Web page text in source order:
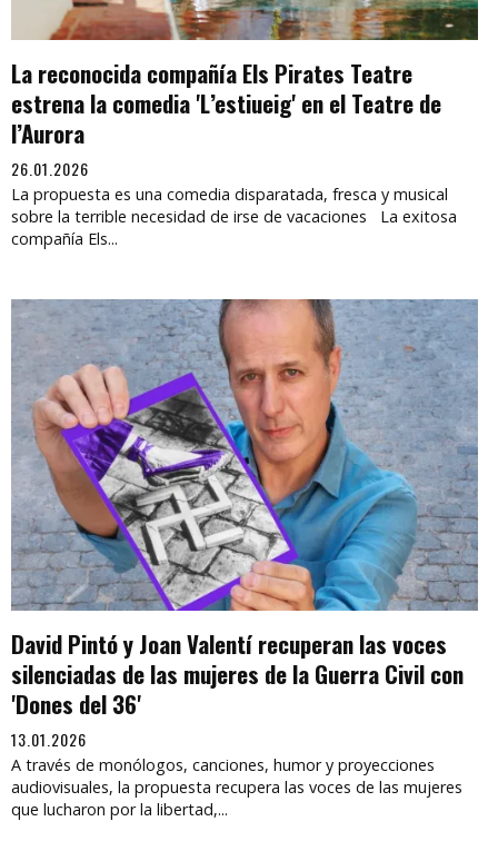
La reconocida compañía Els Pirates Teatre
estrena la comedia 'L’estiueig' en el Teatre de
l’Aurora
26.01.2026
La propuesta es una comedia disparatada, fresca y musical
sobre la terrible necesidad de irse de vacaciones La exitosa
compañía Els...
David Pintó y Joan Valentí recuperan las voces
silenciadas de las mujeres de la Guerra Civil con
'Dones del 36'
13.01.2026
A través de monólogos, canciones, humor y proyecciones
audiovisuales, la propuesta recupera las voces de las mujeres
que lucharon por la libertad,...